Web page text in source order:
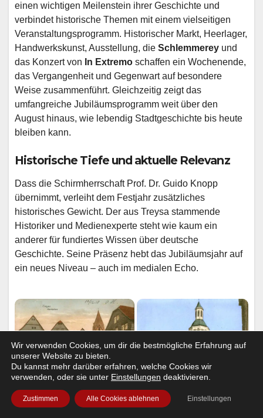
einen wichtigen Meilenstein ihrer Geschichte und
verbindet historische Themen mit einem vielseitigen
Veranstaltungsprogramm. Historischer Markt, Heerlager,
Handwerkskunst, Ausstellung, die Schlemmerey und
das Konzert von In Extremo schaffen ein Wochenende,
das Vergangenheit und Gegenwart auf besondere
Weise zusammenführt. Gleichzeitig zeigt das
umfangreiche Jubiläumsprogramm weit über den
August hinaus, wie lebendig Stadtgeschichte bis heute
bleiben kann.
Historische Tiefe und aktuelle Relevanz
Dass die Schirmherrschaft Prof. Dr. Guido Knopp
übernimmt, verleiht dem Festjahr zusätzliches
historisches Gewicht. Der aus Treysa stammende
Historiker und Medienexperte steht wie kaum ein
anderer für fundiertes Wissen über deutsche
Geschichte. Seine Präsenz hebt das Jubiläumsjahr auf
ein neues Niveau – auch im medialen Echo.
Wir verwenden Cookies, um dir die bestmögliche Erfahrung auf
unserer Website zu bieten.
Du kannst mehr darüber erfahren, welche Cookies wir
verwenden, oder sie unter Einstellungen deaktivieren.
Zustimmen Alle Cookies ablehnen Einstellungen